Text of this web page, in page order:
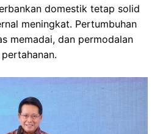
domestik tetap solid
meningkat. Pertumbuhan
memadai, dan permodalan